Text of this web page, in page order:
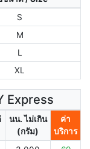
S
M
L
XL
Express
นน. ไม่เกิน
(กรัม)
ค่า
บริการ